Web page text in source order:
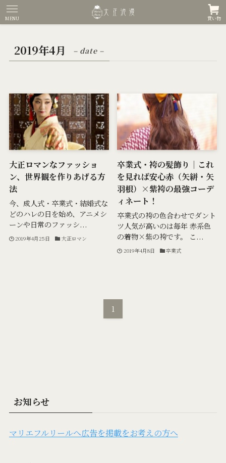
買い物
MENU
2019年4月 – date –
大正ロマンなファッショ
ン、世界観を作りあげる方
法
今、成人式・卒業式・結婚式な
どのハレの日を始め、アニメシ
ーンや日常のファッシ...
2019年4月25日 大正ロマン
卒業式・袴の髪飾り｜これ
を見れば安心赤（矢絣・矢
羽根）×紫袴の最強コーデ
ィネート！
卒業式の袴の色合わせでダント
ツ人気が高いのは毎年 赤系色
の着物×紫の袴です。 こ...
2019年4月8日 卒業式
1
お知らせ
マリエフルリールへ広告を掲載をお考えの方へ